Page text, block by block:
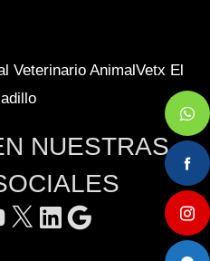
Veterinario AnimalVetx El
NUESTRAS